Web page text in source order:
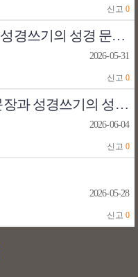
신고 0
의 성경 문장이 다릅니다
2026-05-31
신고 0
기의 성경 문장이 다릅니다
2026-06-04
신고 0
2026-05-28
신고 0